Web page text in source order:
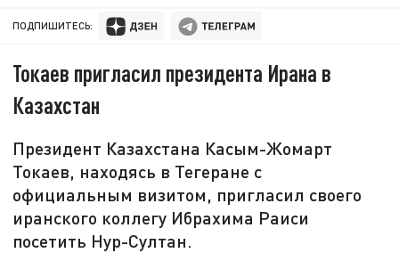
ПОДПИШИТЕСЬ:
Токаев пригласил президента Ирана в
Казахстан
Президент Казахстана Касым-Жомарт
Токаев, находясь в Тегеране с
официальным визитом, пригласил своего
иранского коллегу Ибрахима Раиси
посетить Нур-Султан.